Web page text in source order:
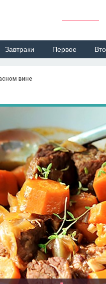
Завтраки Первое
вине